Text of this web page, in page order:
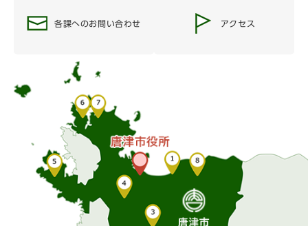
各課へのお問い合わせ アクセス